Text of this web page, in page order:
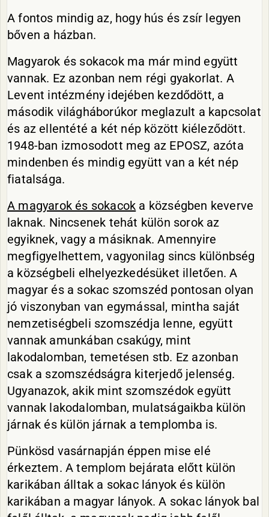
A fontos mindig az, hogy hús és zsír legyen
bőven a házban.
Magyarok és sokacok ma már mind együtt
vannak. Ez azonban nem régi gyakorlat. A
Levent intézmény idejében kezdődött, a
második világháborúkor meglazult a kapcsolat
és az ellentété a két nép között kiéleződött.
1948-ban izmosodott meg az EPOSZ, azóta
mindenben és mindig együtt van a két nép
fiatalsága.
A magyarok és sokacok a községben keverve
laknak. Nincsenek tehát külön sorok az
egyiknek, vagy a másiknak. Amennyire
megfigyelhettem, vagyonilag sincs különbség
a községbeli elhelyezkedésüket illetően. A
magyar és a sokac szomszéd pontosan olyan
jó viszonyban van egymással, mintha saját
nemzetiségbeli szomszédja lenne, együtt
vannak amunkában csakúgy, mint
lakodalomban, temetésen stb. Ez azonban
csak a szomszédságra kiterjedő jelenség.
Ugyanazok, akik mint szomszédok együtt
vannak lakodalomban, mulatságaikba külön
járnak és külön járnak a templomba is.
Pünkösd vasárnapján éppen mise elé
érkeztem. A templom bejárata előtt külön
karikában álltak a sokac lányok és külön
karikában a magyar lányok. A sokac lányok bal